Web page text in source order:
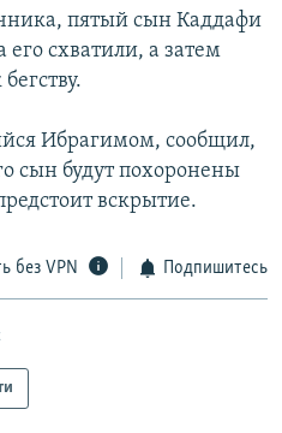
пятый сын Каддафи
схватили, а затем
Ибрагимом, сообщил,
сын будут похоронены
вскрытие.
без VPN Подпишитесь